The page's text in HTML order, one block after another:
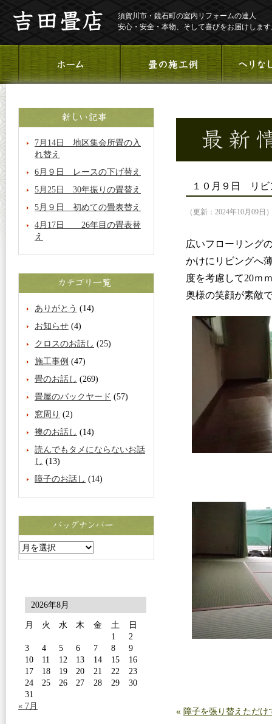
須賀川市・鏡石町の室内リフォームの達人
安心・安全・本物、そして喜びをお届けしま
１０月９日 リビ
（更新：2024年10月09日
広いフローリング
かけにリビングへ
度を考慮して20ｍ
奥様の笑顔が素敵
« 障子を張り替えただけ
7月14日 地区集会所畳の入
れ替え
6月９日 レースの下げ替え
5月25日 30年振りの畳替え
5月９日 初めての畳表替え
4月17日 26年目の畳表替
え
ありがとう (14)
お知らせ (4)
クロスのお話し (25)
施工事例 (47)
畳のお話し (269)
畳屋のバックヤード (57)
窓周り (2)
襖のお話し (14)
読んでもタメにならないお話
し (13)
障子のお話し (14)
2026年8月
月 火 水 木 金 土
日
1
2
3
4 5 6 7 8
9
10
11 12 13 14 15
16
17
18 19 20 21 22
23
24
25 26 27 28 29
30
31
« 7月